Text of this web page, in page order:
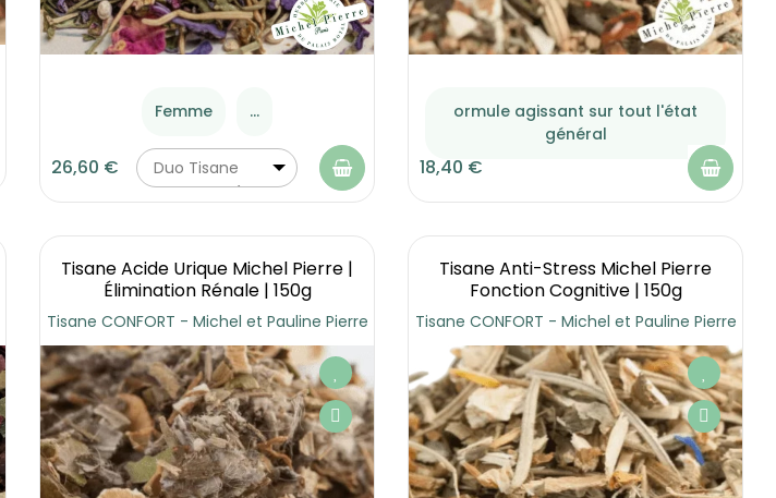
Femme ...
26,60 €
Duo Tisane
"Fertilité 1" (ref
Hormonal
femme 2" (ref
3037)
ormule agissant sur tout l'état
général
18,40 €
Tisane Acide Urique Michel Pierre |
Élimination Rénale | 150g
Tisane CONFORT - Michel et Pauline Pierre
Tisane Anti-Stress Michel Pierre
Fonction Cognitive | 150g
Tisane CONFORT - Michel et Pauline Pierre